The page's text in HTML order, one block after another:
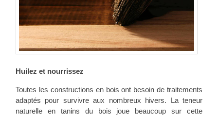
Huilez et nourrissez
Toutes les constructions en bois ont besoin de traitements
adaptés pour survivre aux nombreux hivers. La teneur
naturelle en tanins du bois joue beaucoup sur cette